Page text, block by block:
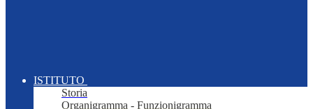
ISTITUTO
Storia
Organigramma - Funzionigramma